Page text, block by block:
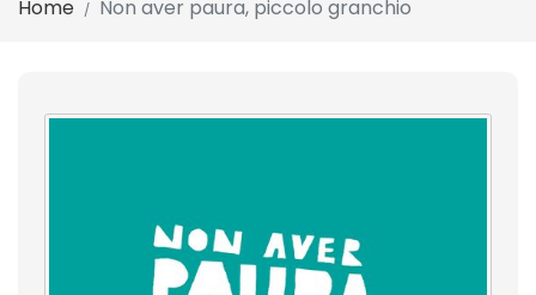
Home Non aver paura, piccolo granchio